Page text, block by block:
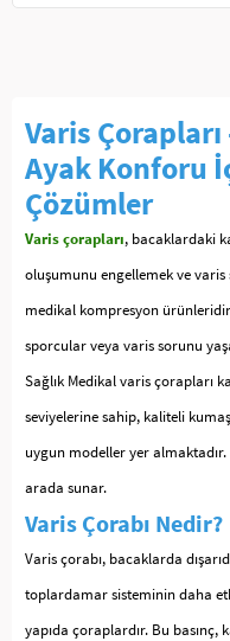
Varis Çorapları
Ayak Konforu
Çözümler
Varis çorapları, bacaklardaki
oluşumunu engellemek ve
medikal kompresyon
sporcular veya varis sorunu
Sağlık Medikal varis çorapları
seviyelerine sahip, kaliteli
uygun modeller yer almaktadır.
arada sunar.
Varis Çorabı Nedir?
Varis çorabı, bacaklarda
toplardamar sisteminin daha
yapıda çoraplardır. Bu basınç,